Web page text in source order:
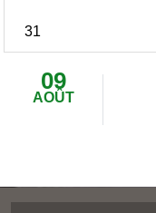
31
09
AOÛT